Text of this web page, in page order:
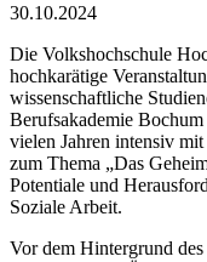
30.10.2024
Die Volkshochschule
hochkarätige
wissenschaftliche
Berufsakademie
vielen Jahren intensiv
zum Thema „Das
Potentiale und
Soziale Arbeit.
Vor dem Hintergrund